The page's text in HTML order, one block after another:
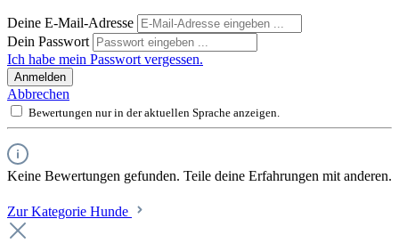
Deine E-Mail-Adresse
Dein Passwort
Ich habe mein Passwort vergessen.
Anmelden
Abbrechen
Bewertungen nur in der aktuellen Sprache anzeigen.
Keine Bewertungen gefunden. Teile deine Erfahrungen mit anderen.
Zur Kategorie Hunde